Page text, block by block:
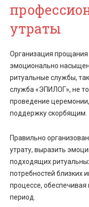
утраты
Организация
эмоционально
ритуальные службы,
служба «ЭПИЛОГ», не
проведение
поддержку скорбящим.
Правильно
утрату, выразить
подходящих
потребностей близких
процессе,
период.